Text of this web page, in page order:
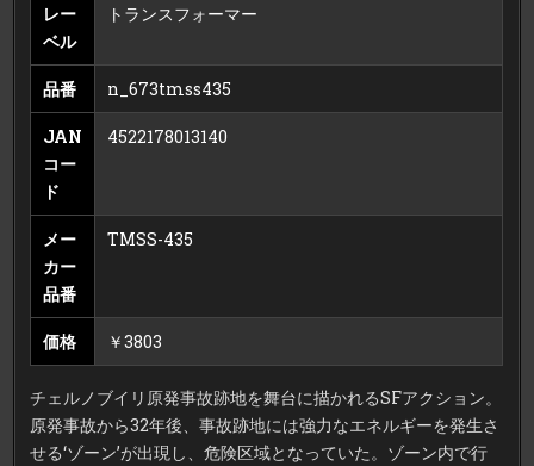
レー
ベル
トランスフォーマー
品番 n_673tmss435
JAN
コー
ド
4522178013140
メー
カー
品番
TMSS-435
価格 ￥3803
チェルノブイリ原発事故跡地を舞台に描かれるSFアクション。
原発事故から32年後、事故跡地には強力なエネルギーを発生さ
せる‘ゾーン’が出現し、危険区域となっていた。ゾーン内で行